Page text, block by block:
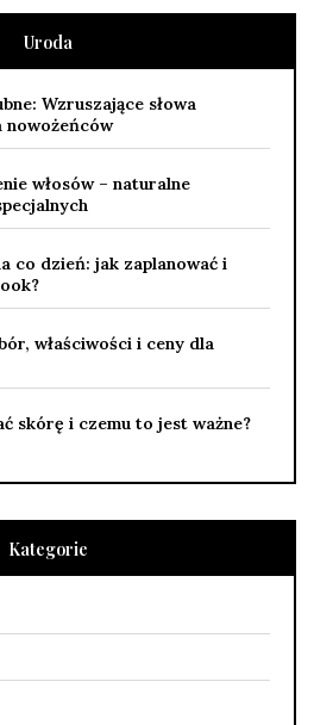
Uroda
Wzruszające słowa
nowożeńców
włosów – naturalne
co dzień: jak zaplanować i
właściwości i ceny dla
skórę i czemu to jest ważne?
Kategorie